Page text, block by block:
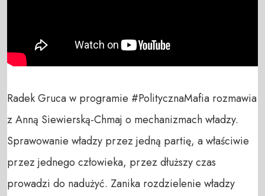
Radek Gruca w programie #PolitycznaMafia rozmawia
z Anną Siewierską-Chmaj o mechanizmach władzy.
Sprawowanie władzy przez jedną partię, a właściwie
przez jednego człowieka, przez dłuższy czas
prowadzi do nadużyć. Zanika rozdzielenie władzy